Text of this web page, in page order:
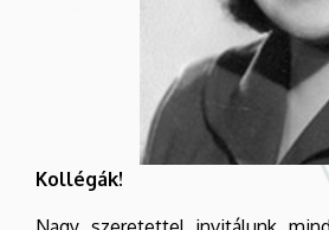
Kollégák!